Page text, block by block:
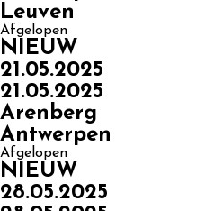
Leuven
Afgelopen
NIEUW
21.05.2025
21.05.2025
Arenberg
Antwerpen
Afgelopen
NIEUW
28.05.2025